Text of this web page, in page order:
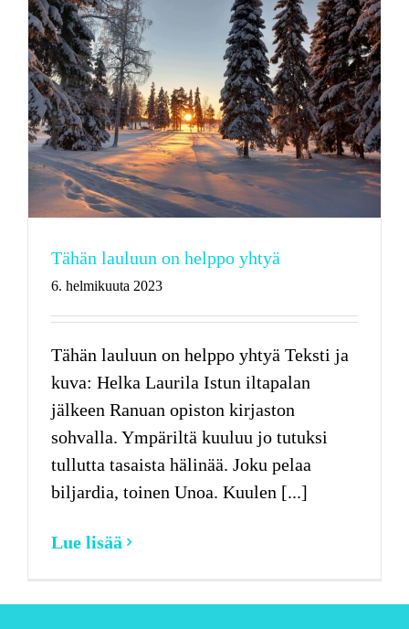
Tähän lauluun on helppo yhtyä
6. helmikuuta 2023
Tähän lauluun on helppo yhtyä Teksti ja
kuva: Helka Laurila Istun iltapalan
jälkeen Ranuan opiston kirjaston
sohvalla. Ympäriltä kuuluu jo tutuksi
tullutta tasaista hälinää. Joku pelaa
biljardia, toinen Unoa. Kuulen [...]
Lue lisää